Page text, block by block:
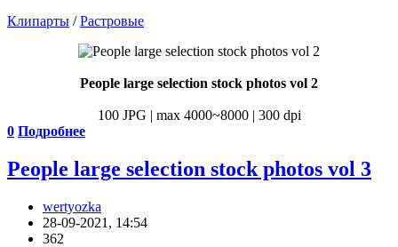
Клипарты /Растровые
People large selection stock photos vol 2
100 JPG | max 4000~8000 | 300 dpi
0 Подробнее
People large selection stock photos vol 3
wertyozka
28-09-2021, 14:54
362